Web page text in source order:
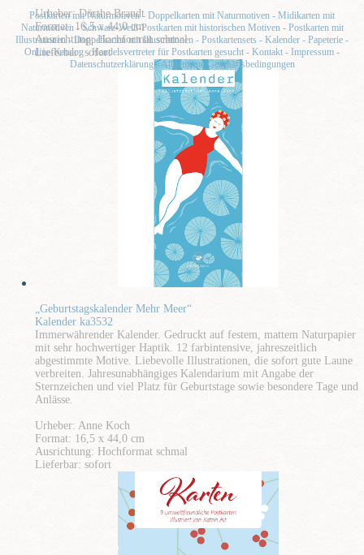
Urheber: Dörthe Brandt
Format: 16,5 x 44,0 cm
Ausrichtung: Hochformat schmal
Lieferbar: sofort
„Geburtstagskalender Mehr Meer“
Kalender ka3532
Immerwährender Kalender. Gedruckt auf festem, mattem Naturpapier
mit sehr hochwertiger Haptik. 12 farbintensive, jahreszeitlich
abgestimmte Motive. Liebevolle Illustrationen, die sofort gute Laune
verbreiten. Jahresunabhängiges Kalendarium mit Angabe der
Sternzeichen und viel Platz für Geburtstage sowie besondere Tage und
Anlässe.
Urheber: Anne Koch
Format: 16,5 x 44,0 cm
Ausrichtung: Hochformat schmal
Lieferbar: sofort
Postkarten mit Naturmotiven- Doppelkarten mit Naturmotiven - Midikarten mit
Naturmotiven-Schwarz-Weiß-Postkarten mit historischen Motiven- Postkarten mit
Illustrationen-Doppelkarten mit Illustrationen - Postkartensets - Kalender - Papeterie -
Online-Katalog-Handelsvertreter für Postkarten gesucht - Kontakt - Impressum -
Datenschutzerklärung-Allgemeine Geschäftsbedingungen